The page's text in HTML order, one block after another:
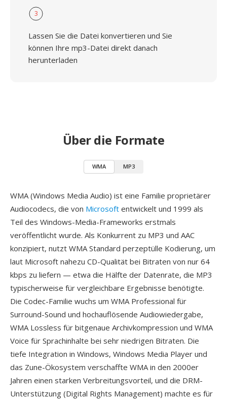
3
Lassen Sie die Datei konvertieren und Sie
können Ihre mp3-Datei direkt danach
herunterladen
Über die Formate
WMA MP3
WMA (Windows Media Audio) ist eine Familie proprietärer
Audiocodecs, die von Microsoft entwickelt und 1999 als
Teil des Windows-Media-Frameworks erstmals
veröffentlicht wurde. Als Konkurrent zu MP3 und AAC
konzipiert, nutzt WMA Standard perzeptülle Kodierung, um
laut Microsoft nahezu CD-Qualität bei Bitraten von nur 64
kbps zu liefern — etwa die Hälfte der Datenrate, die MP3
typischerweise für vergleichbare Ergebnisse benötigte.
Die Codec-Familie wuchs um WMA Professional für
Surround-Sound und hochauflösende Audiowiedergabe,
WMA Lossless für bitgenaue Archivkompression und WMA
Voice für Sprachinhalte bei sehr niedrigen Bitraten. Die
tiefe Integration in Windows, Windows Media Player und
das Zune-Ökosystem verschaffte WMA in den 2000er
Jahren einen starken Verbreitungsvorteil, und die DRM-
Unterstützung (Digital Rights Management) machte es für